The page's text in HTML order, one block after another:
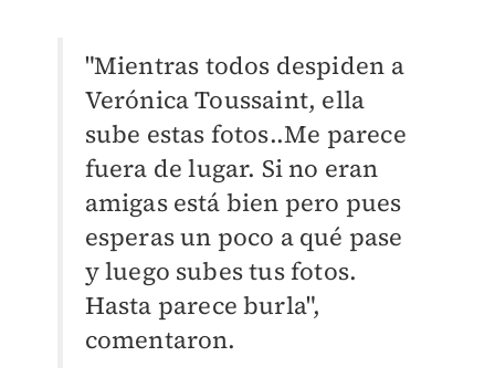
"Mientras todos despiden a
Verónica Toussaint, ella
sube estas fotos..Me parece
fuera de lugar. Si no eran
amigas está bien pero pues
esperas un poco a qué pase
y luego subes tus fotos.
Hasta parece burla",
comentaron.